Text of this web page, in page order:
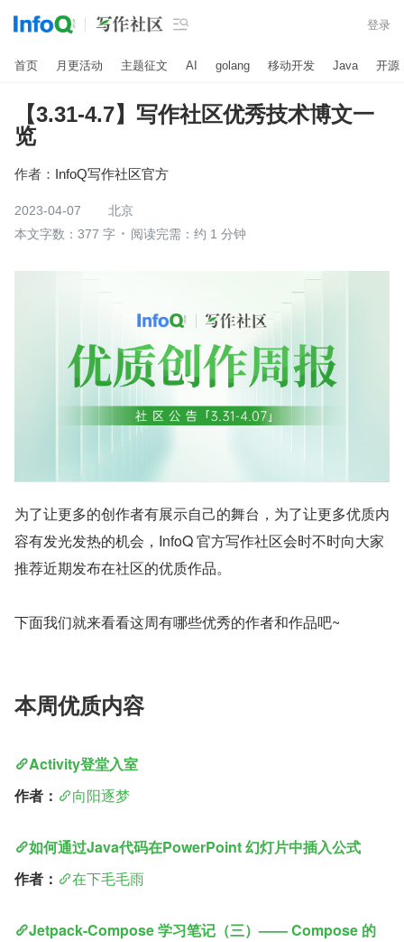
 登录
首页 月更活动 主题征文 AI golang 移动开发 Java 开源
【3.31-4.7】写作社区优秀技术博文一
览
作者： InfoQ写作社区官方
2023-04-07
北京
本文字数：377 字
阅读完需：约 1 分钟
为了让更多的创作者有展示自己的舞台，为了让更多优质内
容有发光发热的机会，InfoQ 官方写作社区会时不时向大家
推荐近期发布在社区的优质作品。
下面我们就来看看这周有哪些优秀的作者和作品吧~
本周优质内容
Activity登堂入室
作者：
向阳逐梦
如何通过Java代码在PowerPoint 幻灯片中插入公式
作者：
在下毛毛雨
Jetpack-Compose 学习笔记（三）—— Compose 的